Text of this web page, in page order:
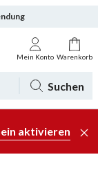
Mein Konto Warenkorb
Suchen
aktivieren